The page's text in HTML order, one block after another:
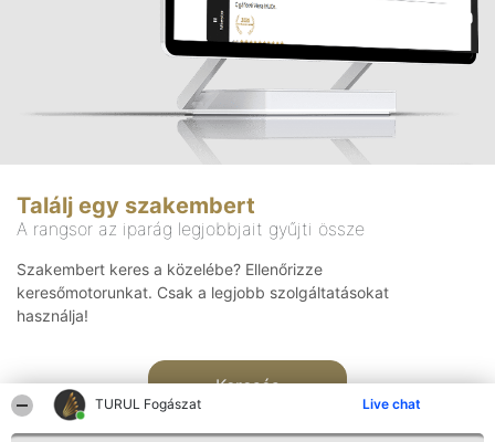
TURUL Fogászat Live chat
Találj egy szakembert
A rangsor az iparág legjobbjait gyűjti össze
Szakembert keres a közelébe? Ellenőrizze
keresőmotorunkat. Csak a legjobb szolgáltatásokat
használja!
Keresés